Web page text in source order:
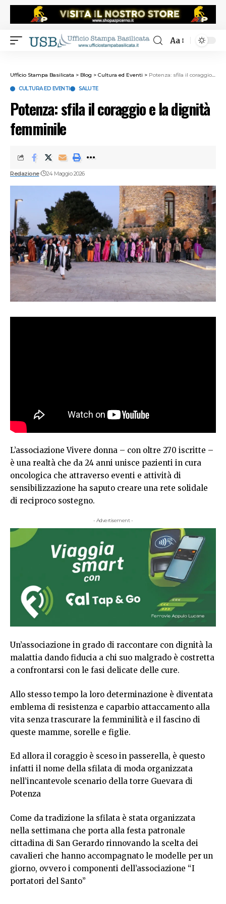
Aa
Ufficio Stampa Basilicata > Blog > Cultura ed Eventi > Potenza: sfila il coraggio e la dignità femminile
CULTURA ED EVENTI SALUTE
Potenza: sfila il coraggio e la dignità
femminile
Redazione 24 Maggio 2026
L’associazione Vivere donna – con oltre 270 iscritte –
è una realtà che da 24 anni unisce pazienti in cura
oncologica che attraverso eventi e attività di
sensibilizzazione ha saputo creare una rete solidale
di reciproco sostegno.
- Advertisement -
Un’associazione in grado di raccontare con dignità la
malattia dando fiducia a chi suo malgrado è costretta
a confrontarsi con le fasi delicate delle cure.
Allo stesso tempo la loro determinazione è diventata
emblema di resistenza e caparbio attaccamento alla
vita senza trascurare la femminilità e il fascino di
queste mamme, sorelle e figlie.
Ed allora il coraggio è sceso in passerella, è questo
infatti il nome della sfilata di moda organizzata
nell’incantevole scenario della torre Guevara di
Potenza
Come da tradizione la sfilata è stata organizzata
nella settimana che porta alla festa patronale
cittadina di San Gerardo rinnovando la scelta dei
cavalieri che hanno accompagnato le modelle per un
giorno, ovvero i componenti dell’associazione “I
portatori del Santo”